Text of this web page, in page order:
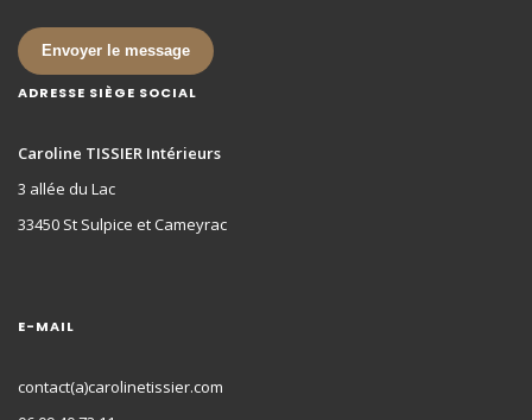
Envoyer le message
ADRESSE SIÈGE SOCIAL
Caroline TISSIER Intérieurs
3 allée du Lac
33450 St Sulpice et Cameyrac
E-MAIL
contact(a)carolinetissier.com